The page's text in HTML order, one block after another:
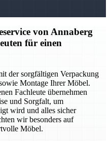
von Annaberg
für einen
der sorgfältigen Verpackung
Montage Ihrer Möbel.
Fachleute übernehmen
und Sorgfalt, um
wird und alles sicher
wir besonders auf
Möbel.